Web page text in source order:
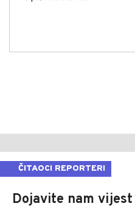
ČITAOCI REPORTERI
Dojavite nam vijest